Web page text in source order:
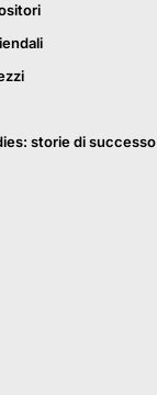
storie di successo